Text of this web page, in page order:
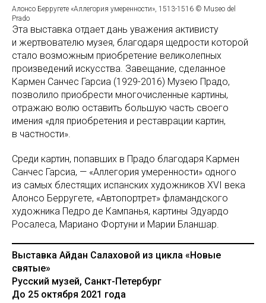
Алонсо Берругете «Аллегория умеренности», 1513-1516 © Museo del
Prado
Эта выставка отдает дань уважения активисту
и жертвователю музея, благодаря щедрости которой
стало возможным приобретение великолепных
произведений искусства. Завещание, сделанное
Кармен Санчес Гарсиа (1929-2016) Музею Прадо,
позволило приобрести многочисленные картины,
отражаю волю оставить большую часть своего
имения «для приобретения и реставрации картин,
в частности».
Среди картин, попавших в Прадо благодаря Кармен
Санчес Гарсиа, — «Аллегория умеренности» одного
из самых блестящих испанских художников XVI века
Алонсо Берругете, «Автопортрет» фламандского
художника Педро де Кампанья, картины Эдуардо
Росалеса, Мариано Фортуни и Марии Бланшар.
Выставка Айдан Салаховой из цикла «Новые
святые»
Русский музей, Санкт-Петербург
До 25 октября 2021 года